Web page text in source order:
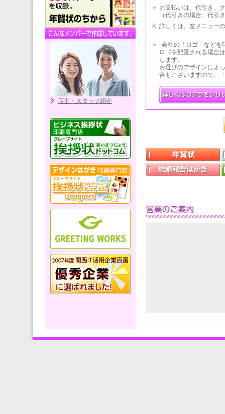
店主・スタッフ紹介
● お支払いは、代引き、
（代引きの場合、代引
※ 詳しくは、左メニュー
●
会社の「ロゴ」などを
ロゴを配置される場合
します。
お選びのデザインによ
合もございますので、